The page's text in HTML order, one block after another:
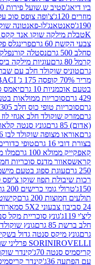
ביו דיאג'סטיב ש.שועל פירות 270ג'
מוזרים 120ג'
צ'ופה צופס סוכ על
190ג' סאנטאנג'לו-פאנטונה שוקולד
Kטבלת מילקה שוקו אנד קקס 300ג' K
צבעי הקשת 60 גרם
פרינגלס
סחלב 500 גרם
נסטלה קורנפלקס
קרמל 80 גרם
עוגיות מילקה
גרםטוניס שוקולד חלב עם שברי
מריר 70% קופסה 175 ג' PERUGINA BACI
בטעם אוכמניות 10 גרם
יאמס
429 גרם
סוכריות ממולאות בטעם
גרםסוכריות טופי כוס חלב 305 גרם MILKY SPLASH
גרםמזרק שוקולד חלב אגוזי לוז 60 גרם
(אדום) 85 גרם
גונץ סנטה קלאוס
גרםאוראו מצופה שוקולד לבן 246ג'
בצורת דובי 16 גרם
טופי כדורים
קאפקייק ממולא 100 גרם
מלו
קראשסאוור מדנס סוכריות
250 גרם
עוגת ספוג בטעם מישמש 250
רכות שיבולת תפוז שוקו צ'יפס 160 גרם
150ג' טרולי גומי כרישים 200 גרם
תולעים חמוצות 200 גרם
קישוטי
24 סביבון צבעוני 5X2 סמ
ליצ'י 119ג'
גונץ סוכריית מקל סבא
חלב ברשת 85 גרם
גונץ שוקולד
גרםגונץ מיקס סנטה גדול בשקית 100
SORINIROVELLI פרליני שוקולד סנטה בשקית 400 גרם
קריסמיס סנטה 70ג'
קינדר שוקולד
עם הפתעה 36ג'
קינדר